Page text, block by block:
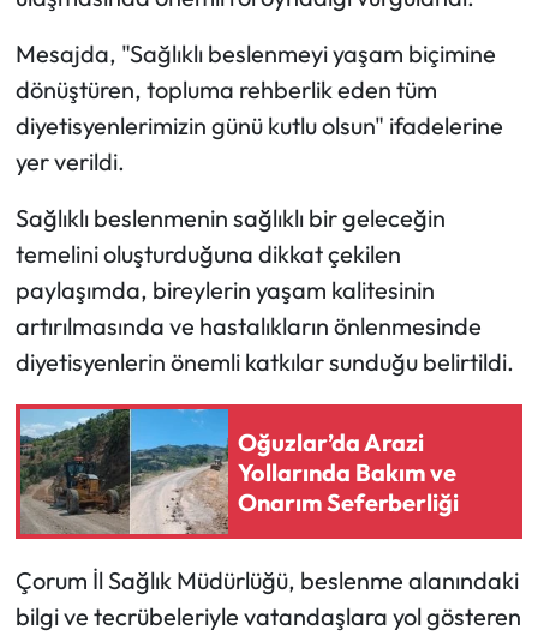
Mesajda, "Sağlıklı beslenmeyi yaşam biçimine
dönüştüren, topluma rehberlik eden tüm
diyetisyenlerimizin günü kutlu olsun" ifadelerine
yer verildi.
Sağlıklı beslenmenin sağlıklı bir geleceğin
temelini oluşturduğuna dikkat çekilen
paylaşımda, bireylerin yaşam kalitesinin
artırılmasında ve hastalıkların önlenmesinde
diyetisyenlerin önemli katkılar sunduğu belirtildi.
Oğuzlar’da Arazi
Yollarında Bakım ve
Onarım Seferberliği
Çorum İl Sağlık Müdürlüğü, beslenme alanındaki
bilgi ve tecrübeleriyle vatandaşlara yol gösteren
Mecitözü Haberleri
Oğuzlar Haberleri
Ortaköy Haberleri
Otomotiv
Resmi İlan
Resmi Reklam
Sağlık
Siyaset
Spor